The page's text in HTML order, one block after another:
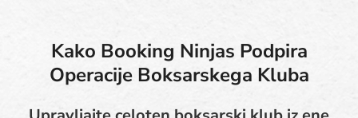
Kako Booking Ninjas Podpira
Operacije Boksarskega Kluba